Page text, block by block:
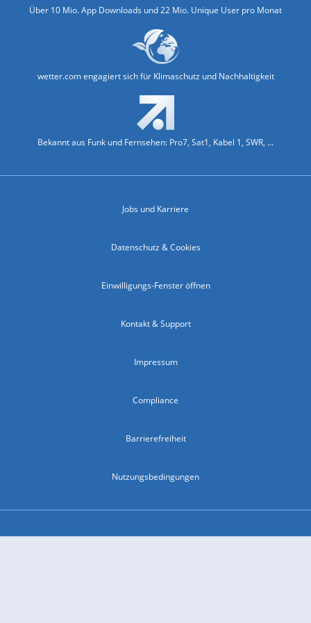
Über 10 Mio. App Downloads und 22 Mio. Unique User pro Monat
wetter.com engagiert sich für Klimaschutz und Nachhaltigkeit
Bekannt aus Funk und Fernsehen: Pro7, Sat1, Kabel 1, SWR, ...
Jobs und Karriere
Datenschutz & Cookies
Einwilligungs-Fenster öffnen
Kontakt & Support
Impressum
Compliance
Barrierefreiheit
Nutzungsbedingungen